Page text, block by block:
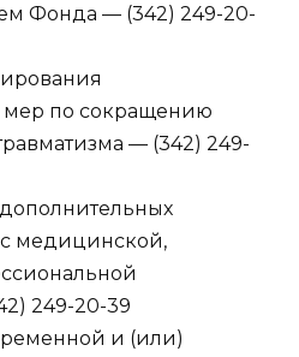
Фонда — (342) 249-20-
по сокращению
— (342) 249-
с медицинской,
249-20-39
и (или)